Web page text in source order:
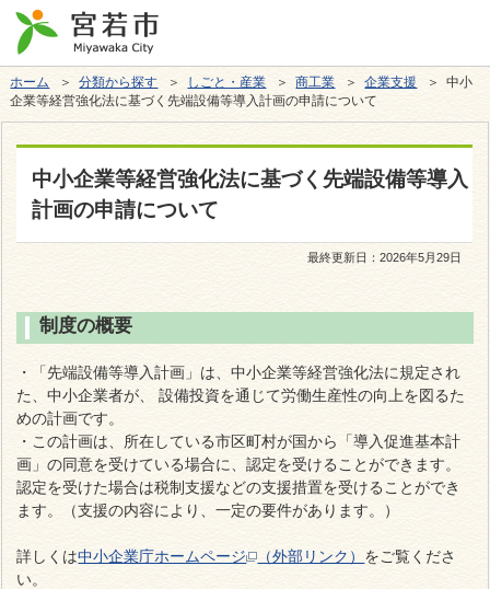
ホーム ＞分類から探す ＞ しごと・産業 ＞商工業 ＞企業支援
＞ 中小
企業等経営強化法に基づく先端設備等導入計画の申請について
中小企業等経営強化法に基づく先端設備等導入
計画の申請について
最終更新日：2026年5月29日
制度の概要
・「先端設備等導入計画」は、中小企業等経営強化法に規定され
た、中小企業者が、 設備投資を通じて労働生産性の向上を図るた
めの計画です。
・この計画は、所在している市区町村が国から「導入促進基本計
画」の同意を受けている場合に、認定を受けることができます。
認定を受けた場合は税制支援などの支援措置を受けることができ
ます。（支援の内容により、一定の要件があります。）
詳しくは中小企業庁ホームページ （外部リンク） をご覧くださ
い。